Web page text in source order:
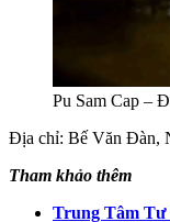
Pu Sam Cap –
Địa chỉ: Bế Văn Đàn,
Tham khảo thêm
Trung Tâm